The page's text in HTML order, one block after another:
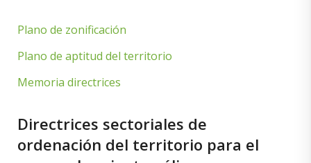
Plano de zonificación
Plano de aptitud del territorio
Memoria directrices
Directrices sectoriales de
ordenación del territorio para el